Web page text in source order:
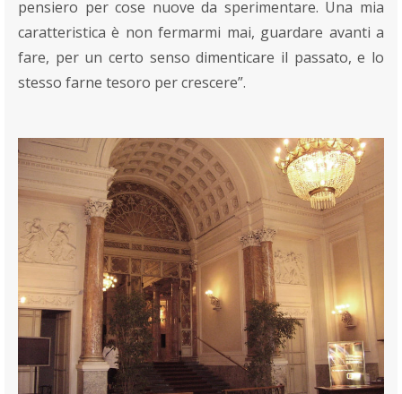
pensiero per cose nuove da sperimentare. Una mia
caratteristica è non fermarmi mai, guardare avanti a
fare, per un certo senso dimenticare il passato, e lo
stesso farne tesoro per crescere”.